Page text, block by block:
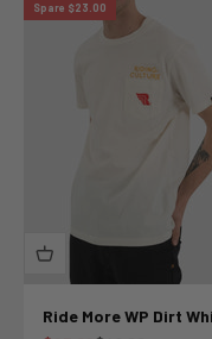
Spare $23.00
Ride More WP Dirt